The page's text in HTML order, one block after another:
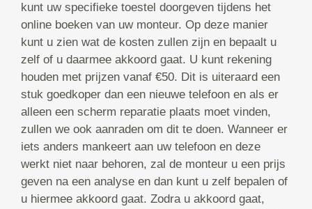
kunt uw specifieke toestel doorgeven tijdens het
online boeken van uw monteur. Op deze manier
kunt u zien wat de kosten zullen zijn en bepaalt u
zelf of u daarmee akkoord gaat. U kunt rekening
houden met prijzen vanaf €50. Dit is uiteraard een
stuk goedkoper dan een nieuwe telefoon en als er
alleen een scherm reparatie plaats moet vinden,
zullen we ook aanraden om dit te doen. Wanneer er
iets anders mankeert aan uw telefoon en deze
werkt niet naar behoren, zal de monteur u een prijs
geven na een analyse en dan kunt u zelf bepalen of
u hiermee akkoord gaat. Zodra u akkoord gaat,